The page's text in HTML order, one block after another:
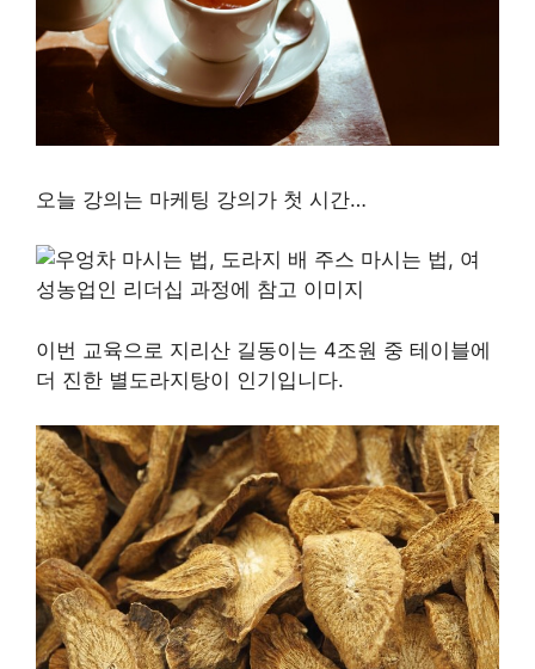
오늘 강의는 마케팅 강의가 첫 시간…
이번 교육으로 지리산 길동이는 4조원 중 테이블에
더 진한 별도라지탕이 인기입니다.